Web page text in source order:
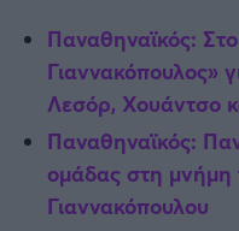
Μάντσεστερ Σίτι
Λίβερπουλ
Τσέλσι
Παναθηναϊκός:
Γιαννακόπουλος»
Λεσόρ, Χουάντσο
Παναθηναϊκός:
ομάδας στη
Γιαννακόπουλου